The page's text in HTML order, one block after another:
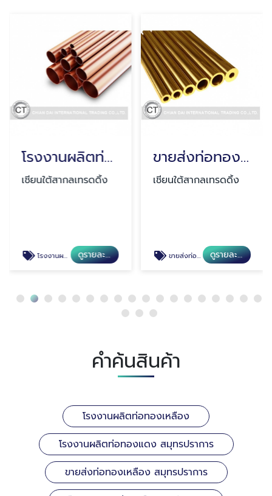
โรงงานผลิตท่อทองแดง สมุทรปราการ
เชียนใต้สากลเทรดดิ้ง
โรงงานผลิตท่อทองแดง สมุทรปราการ ดูรายละเอียด
ขายส่งท่อทองเหลือง สมุทรปราการ
เชียนใต้สากลเทรดดิ้ง
ขายส่งท่อทองเหลือง สมุทรปราการ ดูรายละเอียด
คำค้นสินค้า
โรงงานผลิตท่อทองเหลือง
โรงงานผลิตท่อทองแดง สมุทรปราการ
ขายส่งท่อทองเหลือง สมุทรปราการ